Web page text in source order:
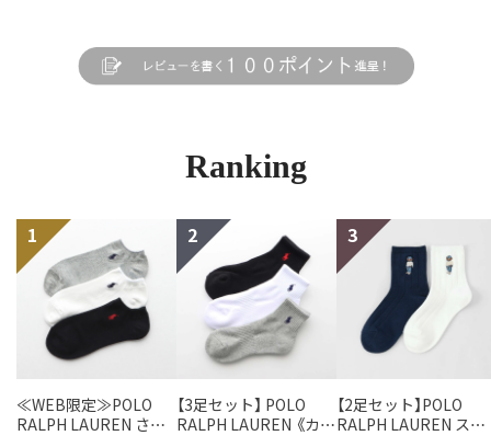
Ranking
≪WEB限定≫POLO
RALPH LAUREN さら
【3足セット】 POLO
RALPH LAUREN 《カラ
【2足セット】POLO
RALPH LAUREN スタ